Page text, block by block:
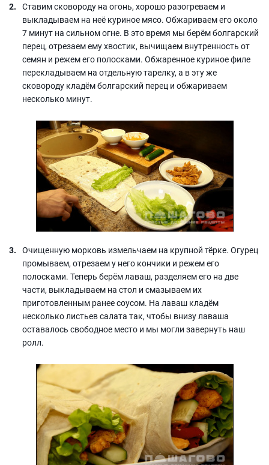
Ставим сковороду на огонь, хорошо разогреваем и
выкладываем на неё куриное мясо. Обжариваем его около
7 минут на сильном огне. В это время мы берём болгарский
перец, отрезаем ему хвостик, вычищаем внутренность от
семян и режем его полосками. Обжаренное куриное филе
перекладываем на отдельную тарелку, а в эту же
сковороду кладём болгарский перец и обжариваем
несколько минут.
Очищенную морковь измельчаем на крупной тёрке. Огурец
промываем, отрезаем у него кончики и режем его
полосками. Теперь берём лаваш, разделяем его на две
части, выкладываем на стол и смазываем их
приготовленным ранее соусом. На лаваш кладём
несколько листьев салата так, чтобы внизу лаваша
оставалось свободное место и мы могли завернуть наш
ролл.